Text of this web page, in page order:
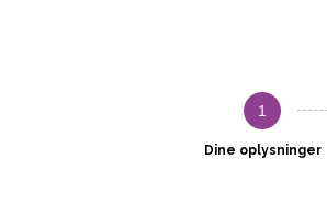
1
Dine oplysninger